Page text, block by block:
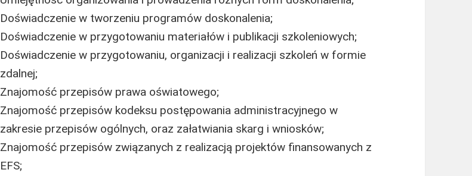
Doświadczenie w tworzeniu programów doskonalenia;
Doświadczenie w przygotowaniu materiałów i publikacji szkoleniowych;
Doświadczenie w przygotowaniu, organizacji i realizacji szkoleń w formie
zdalnej;
Znajomość przepisów prawa oświatowego;
Znajomość przepisów kodeksu postępowania administracyjnego w
zakresie przepisów ogólnych, oraz załatwiania skarg i wniosków;
Znajomość przepisów związanych z realizacją projektów finansowanych z
EFS;